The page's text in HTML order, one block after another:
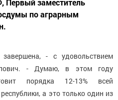
Первый заместитель
по аграрным
- с удовольствием
- Думаю, в этом году
порядка 12-13% всей
а это только один из